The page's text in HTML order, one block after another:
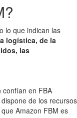
lo que indican las
logística, de la
las
confían en FBA
de los recursos
Amazon FBM es